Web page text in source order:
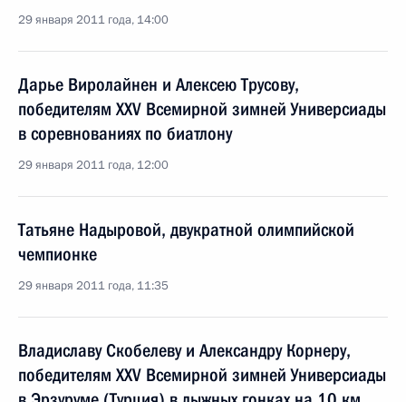
29 января 2011 года, 14:00
Дарье Виролайнен и Алексею Трусову,
победителям XXV Всемирной зимней Универсиады
в соревнованиях по биатлону
29 января 2011 года, 12:00
Татьяне Надыровой, двукратной олимпийской
чемпионке
29 января 2011 года, 11:35
Владиславу Скобелеву и Александру Корнеру,
победителям XXV Всемирной зимней Универсиады